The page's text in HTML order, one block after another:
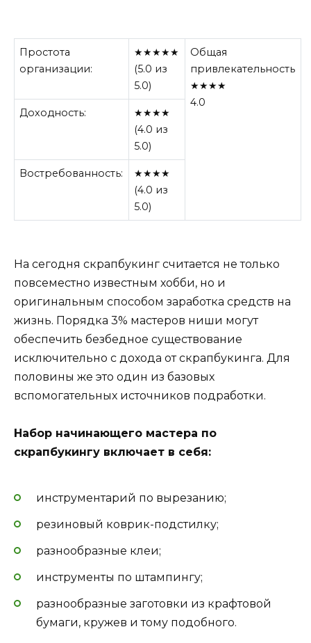
Простота
организации:
★★★★★
(5.0 из
5.0)
Общая
привлекательность
★★★★
4.0
Доходность:
★★★★
(4.0 из
5.0)
Востребованность:
★★★★
(4.0 из
5.0)
На сегодня скрапбукинг считается не только
повсеместно известным хобби, но и
оригинальным способом заработка средств на
жизнь. Порядка 3% мастеров ниши могут
обеспечить безбедное существование
исключительно с дохода от скрапбукинга. Для
половины же это один из базовых
вспомогательных источников подработки.
Набор начинающего мастера по
скрапбукингу включает в себя:
инструментарий по вырезанию;
резиновый коврик-подстилку;
разнообразные клеи;
инструменты по штампингу;
разнообразные заготовки из крафтовой
бумаги, кружев и тому подобного.